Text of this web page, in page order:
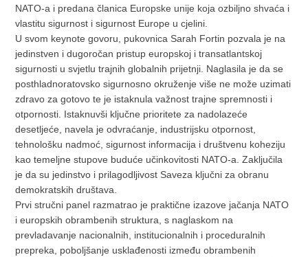
NATO-a i predana članica Europske unije koja ozbiljno shvaća i
vlastitu sigurnost i sigurnost Europe u cjelini.
U svom keynote govoru, pukovnica Sarah Fortin pozvala je na
jedinstven i dugoročan pristup europskoj i transatlantskoj
sigurnosti u svjetlu trajnih globalnih prijetnji. Naglasila je da se
posthladnoratovsko sigurnosno okruženje više ne može uzimati
zdravo za gotovo te je istaknula važnost trajne spremnosti i
otpornosti. Istaknuvši ključne prioritete za nadolazeće
desetljeće, navela je odvraćanje, industrijsku otpornost,
tehnološku nadmoć, sigurnost informacija i društvenu koheziju
kao temeljne stupove buduće učinkovitosti NATO-a. Zaključila
je da su jedinstvo i prilagodljivost Saveza ključni za obranu
demokratskih društava.
Prvi stručni panel razmatrao je praktične izazove jačanja NATO
i europskih obrambenih struktura, s naglaskom na
prevladavanje nacionalnih, institucionalnih i proceduralnih
prepreka, poboljšanje usklađenosti između obrambenih